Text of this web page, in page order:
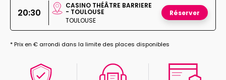
20:30
CASINO THÉÂTRE BARRIERE
- TOULOUSE
TOULOUSE
Réserver
* Prix en € arrondi dans la limite des places disponibles